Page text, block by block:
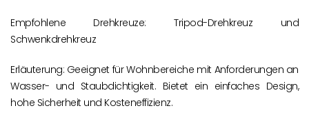
Empfohlene Drehkreuze: Tripod-Drehkreuz und
Schwenkdrehkreuz
Erläuterung: Geeignet für Wohnbereiche mit Anforderungen an
Wasser- und Staubdichtigkeit. Bietet ein einfaches Design,
hohe Sicherheit und Kosteneffizienz.